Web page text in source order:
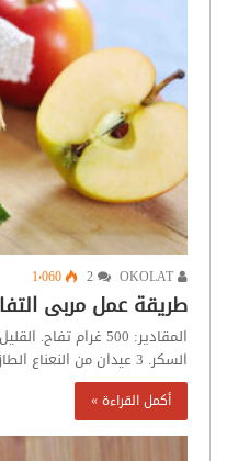
1٬060
طريقة عمل مربى
السكر. 3 عيدان من النعناع الطازج. الطريقة: يغسل…
أكمل القراءة »